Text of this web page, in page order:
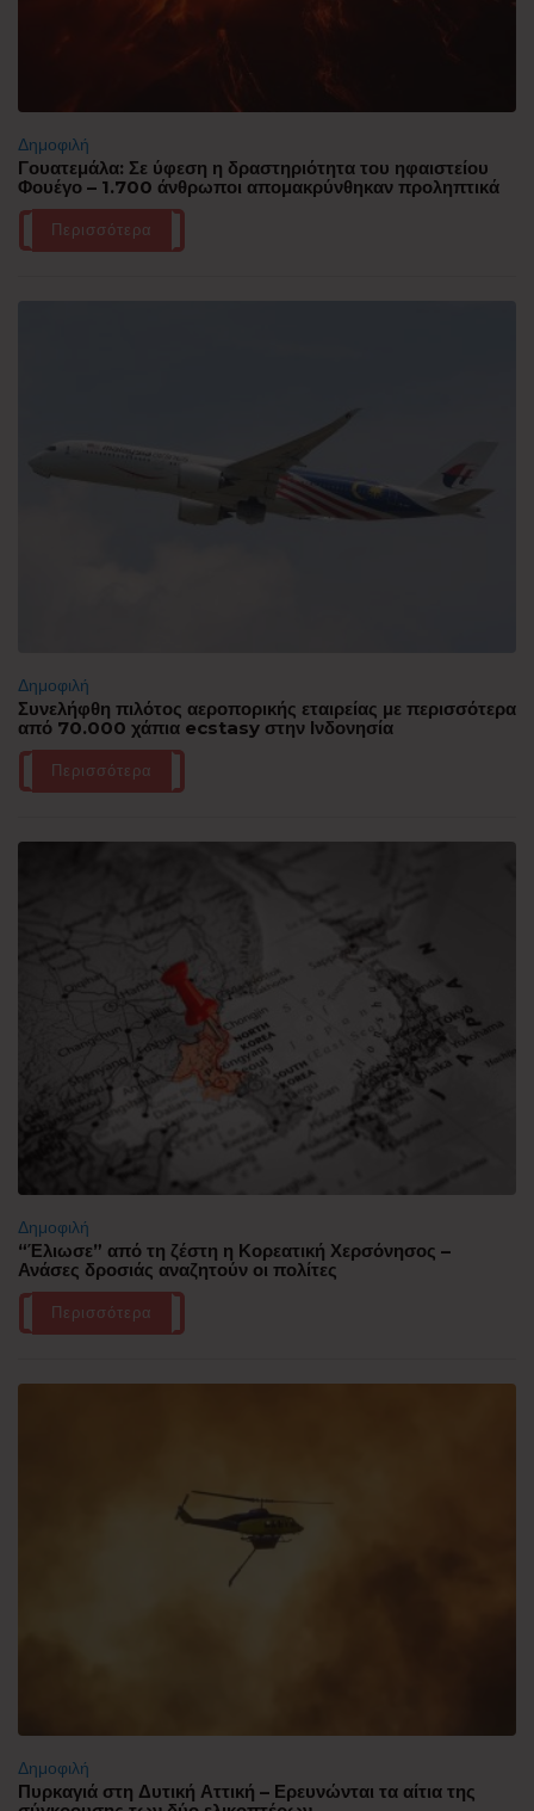
Δημοφιλή
Γουατεμάλα: Σε ύφεση η δραστηριότητα του ηφαιστείου
Φουέγο – 1.700 άνθρωποι απομακρύνθηκαν προληπτικά
Περισσότερα
Δημοφιλή
Συνελήφθη πιλότος αεροπορικής εταιρείας με περισσότερα
από 70.000 χάπια ecstasy στην Ινδονησία
Περισσότερα
Δημοφιλή
“Έλιωσε” από τη ζέστη η Κορεατική Χερσόνησος –
Ανάσες δροσιάς αναζητούν οι πολίτες
Περισσότερα
Δημοφιλή
Πυρκαγιά στη Δυτική Αττική – Ερευνώνται τα αίτια της